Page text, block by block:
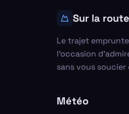
Sur la route
Le trajet
l'occasion
sans vous
Météo